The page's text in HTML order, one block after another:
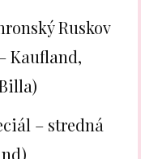
Ruskov
Kaufland,
– stredná